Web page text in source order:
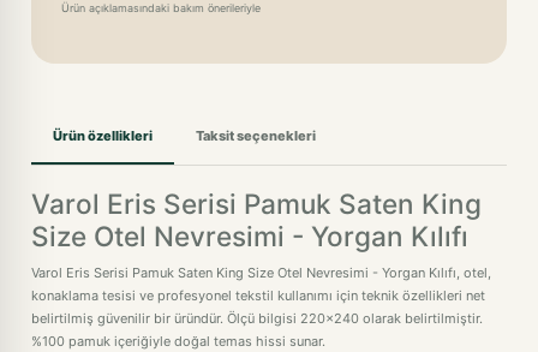
Ürün açıklamasındaki bakım önerileriyle
Ürün özellikleri Taksit seçenekleri
Varol Eris Serisi Pamuk Saten King
Size Otel Nevresimi - Yorgan Kılıfı
Varol Eris Serisi Pamuk Saten King Size Otel Nevresimi - Yorgan Kılıfı, otel,
konaklama tesisi ve profesyonel tekstil kullanımı için teknik özellikleri net
belirtilmiş güvenilir bir üründür. Ölçü bilgisi 220x240 olarak belirtilmiştir.
%100 pamuk içeriğiyle doğal temas hissi sunar.